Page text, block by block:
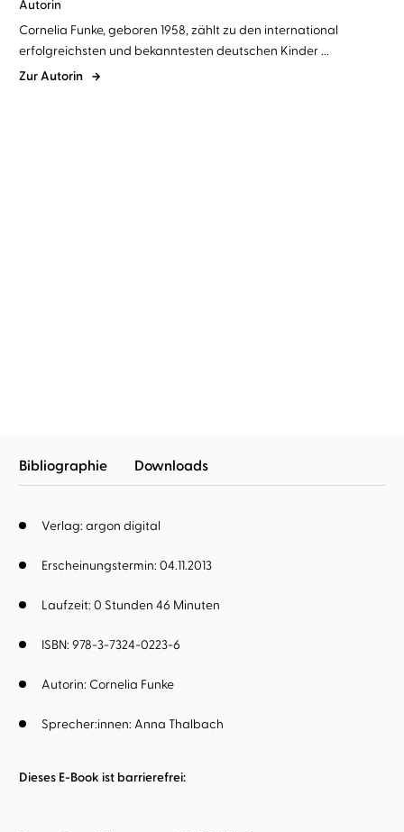
Autorin
Cornelia Funke, geboren 1958, zählt zu den international
erfolgreichsten und bekanntesten deutschen Kinder ...
Zur Autorin
Bibliographie Downloads
Verlag: argon digital
Erscheinungstermin: 04.11.2013
Laufzeit: 0 Stunden 46 Minuten
ISBN: 978-3-7324-0223-6
Autorin: Cornelia Funke
Sprecher:innen: Anna Thalbach
Dieses E-Book ist barrierefrei: